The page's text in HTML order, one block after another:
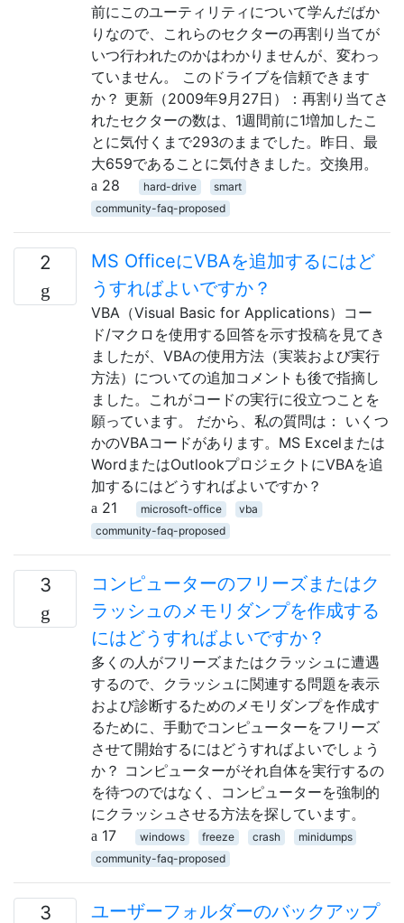
前にこのユーティリティについて学んだばか
りなので、これらのセクターの再割り当てが
いつ行われたのかはわかりませんが、変わっ
ていません。 このドライブを信頼できます
か？ 更新（2009年9月27日）：再割り当てさ
れたセクターの数は、1週間前に1増加したこ
とに気付くまで293のままでした。昨日、最
大659であることに気付きました。交換用。
28
hard-drive
smart
community-faq-proposed
2
MS OfficeにVBAを追加するにはど
うすればよいですか？
VBA（Visual Basic for Applications）コー
ド/マクロを使用する回答を示す投稿を見てき
ましたが、VBAの使用方法（実装および実行
方法）についての追加コメントも後で指摘し
ました。これがコードの実行に役立つことを
願っています。 だから、私の質問は： いくつ
かのVBAコードがあります。MS Excelまたは
WordまたはOutlookプロジェクトにVBAを追
加するにはどうすればよいですか？
21
microsoft-office
vba
community-faq-proposed
3
コンピューターのフリーズまたはク
ラッシュのメモリダンプを作成する
にはどうすればよいですか？
多くの人がフリーズまたはクラッシュに遭遇
するので、クラッシュに関連する問題を表示
および診断するためのメモリダンプを作成す
るために、手動でコンピューターをフリーズ
させて開始するにはどうすればよいでしょう
か？ コンピューターがそれ自体を実行するの
を待つのではなく、コンピューターを強制的
にクラッシュさせる方法を探しています。
17
windows freeze crash
minidumps
community-faq-proposed
3 ユーザーフォルダーのバックアップ